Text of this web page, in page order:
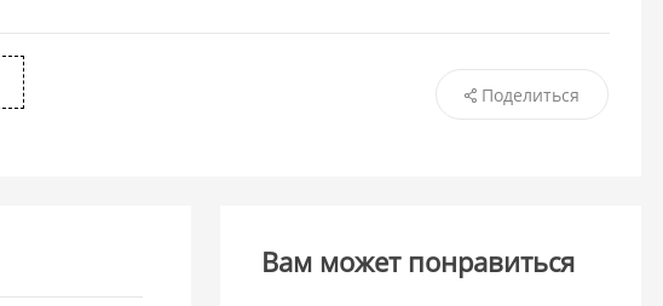
Поделиться
Вам может понравиться